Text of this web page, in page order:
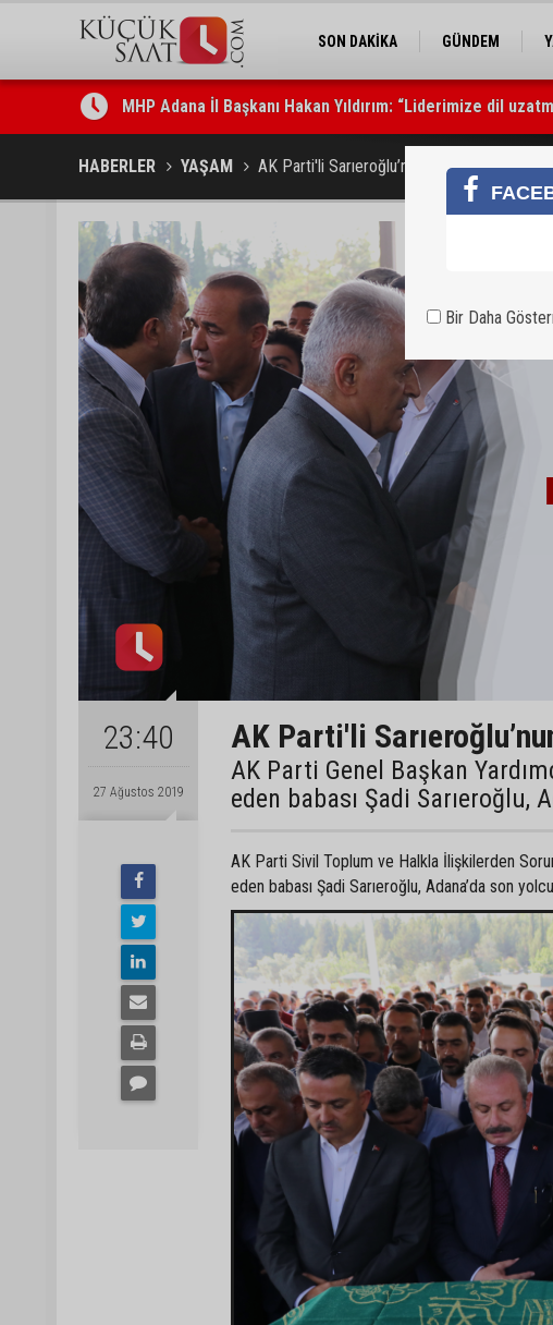
SON DAKİKA GÜNDEM
Adanalı 13 yaşındaki Ela Nur şelalede hayatını kaybetti
HABERLER YAŞAM AK Parti'li Sarıeroğlu’nun babası toprağa
23:40
27 Ağustos 2019
AK Parti'li
AK Parti Genel Başkan
eden babası Şadi Sarıeroğlu,
AK Parti Sivil Toplum ve Halkla İlişkilerden
eden babası Şadi Sarıeroğlu, Adana’da son
Bir Daha